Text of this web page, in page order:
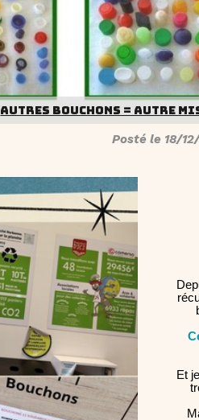
AUTRES BOUCHONS = AUTRE
Posté le 18/
Et